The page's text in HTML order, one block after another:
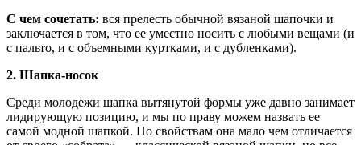
С чем сочетать: вся прелесть обычной вязаной шапочки и
заключается в том, что ее уместно носить с любыми вещами (и
с пальто, и с объемными куртками, и с дубленками).
2. Шапка-носок
Среди молодежи шапка вытянутой формы уже давно занимает
лидирующую позицию, и мы по праву можем назвать ее
самой модной шапкой. По свойствам она мало чем отличается